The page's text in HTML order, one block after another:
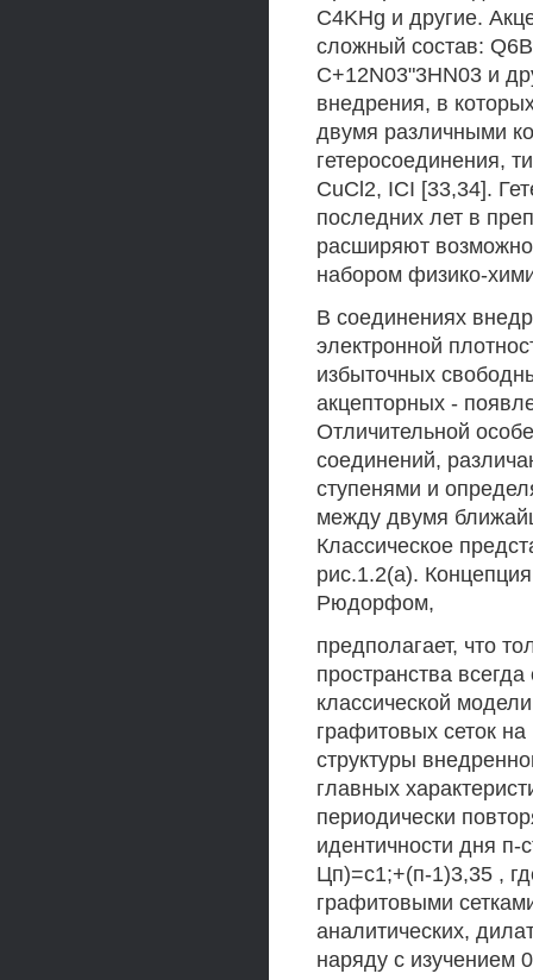
C4KHg и другие.
сложный состав:
C+12N03"3HN03 и
внедрения, в
двумя различными
гетеросоединения,
CuCl2, ICI [33,34].
последних лет в
расширяют
набором физико-
В соединениях
электронной
избыточных
акцепторных -
Отличительной
соединений,
ступенями и
между двумя
Классическое
рис.1.2(а).
Рюдорфом,
предполагает, что
пространства
классической
графитовых сеток
структуры
главных
периодически
идентичности дня п-
Цп)=с1;+(п-1)3,35 ,
графитовыми
аналитических,
наряду с изучением